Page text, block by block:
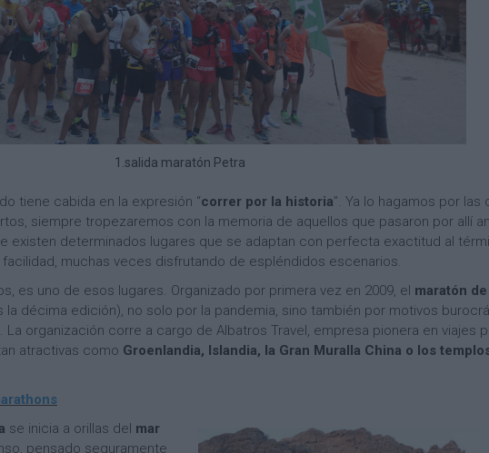
1.salida maratón Petra
tiene cabida en la expresión “correr por la historia”. Ya lo hagamos por las
siempre tropezaremos con la memoria de aquellos que pasaron por allí
existen determinados lugares que se adaptan con perfecta exactitud al
muchas veces disfrutando de espléndidos escenarios.
es uno de esos lugares. Organizado por primera vez en 2009, el maratón
la décima edición), no solo por la pandemia, sino también por motivos
organización corre a cargo de Albatros Travel, empresa pionera en viajes
atractivas como Groenlandia, Islandia, la Gran Muralla China o los
se inicia a orillas del mar
pensado seguramente